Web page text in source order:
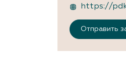
https://
Отправить